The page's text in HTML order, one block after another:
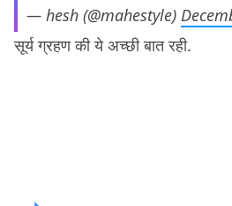
— hesh (@mahestyle)
सूर्य ग्रहण की ये अच्छी बात रही.